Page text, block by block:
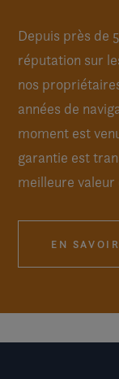
Depuis près de
réputation sur
nos
années de
moment est
garantie est
meilleure valeur
EN